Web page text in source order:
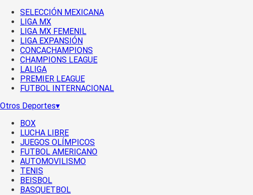
SELECCIÓN MEXICANA
LIGA MX
LIGA MX FEMENIL
LIGA EXPANSIÓN
CONCACHAMPIONS
CHAMPIONS LEAGUE
LALIGA
PREMIER LEAGUE
FUTBOL INTERNACIONAL
Otros Deportes▾
BOX
LUCHA LIBRE
JUEGOS OLÍMPICOS
FUTBOL AMERICANO
AUTOMOVILISMO
TENIS
BEISBOL
BASQUETBOL